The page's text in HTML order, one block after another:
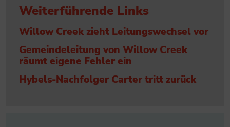
Weiterführende Links
Willow Creek zieht Leitungswechsel vor
Gemeindeleitung von Willow Creek
räumt eigene Fehler ein
Hybels-Nachfolger Carter tritt zurück